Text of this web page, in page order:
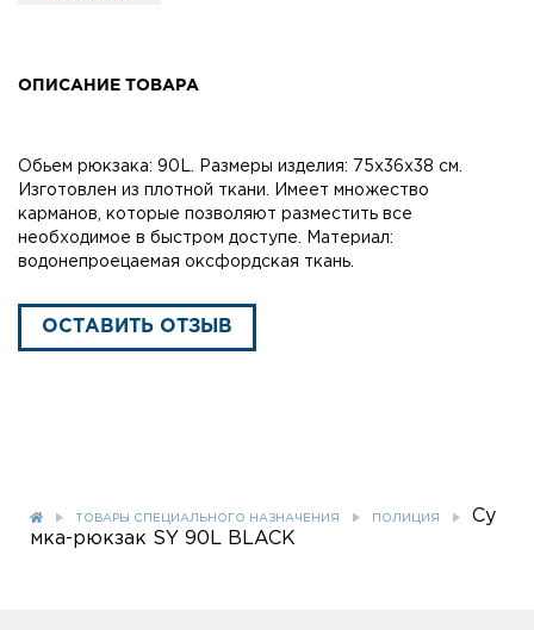
ОПИСАНИЕ ТОВАРА
Обьем рюкзака: 90L. Размеры изделия: 75х36х38 см.
Изготовлен из плотной ткани. Имеет множество
карманов, которые позволяют разместить все
необходимое в быстром доступе. Материал:
водонепроецаемая оксфордская ткань.
ОСТАВИТЬ ОТЗЫВ
ТОВАРЫ СПЕЦИАЛЬНОГО НАЗНАЧЕНИЯ ПОЛИЦИЯ
Су
мка-рюкзак SY 90L BLACK